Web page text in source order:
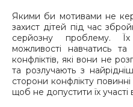
Якими би мотивами не
захист дітей під час
серйозну проблему.
можливості навчатись
конфліктів, які вони не
та розлучають з
сторони конфлікту
щоб не допустити їх участі